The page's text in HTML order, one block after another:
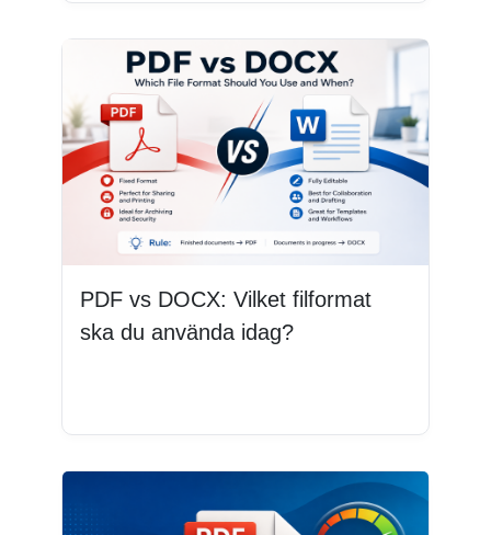
PDF vs DOCX: Vilket filformat
ska du använda idag?